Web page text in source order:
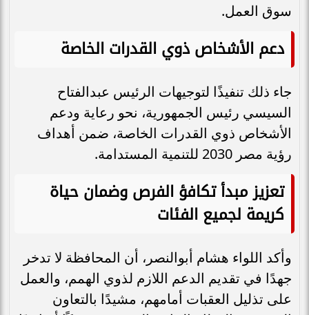
سوق العمل.
دعم الأشخاص ذوي القدرات الخاصة
جاء ذلك تنفيذًا لتوجيهات الرئيس عبدالفتاح
السيسي رئيس الجمهورية، نحو رعاية ودعم
الأشخاص ذوي القدرات الخاصة، ضمن أهداف
رؤية مصر 2030 للتنمية المستدامة.
تعزيز مبدأ تكافؤ الفرص وضمان حياة
كريمة لجميع الفئات
وأكد اللواء هشام أبوالنصر، أن المحافظة لا تدخر
جهدًا في تقديم الدعم اللازم لذوي الهمم، والعمل
على تذليل العقبات أمامهم، مشيدًا بالتعاون